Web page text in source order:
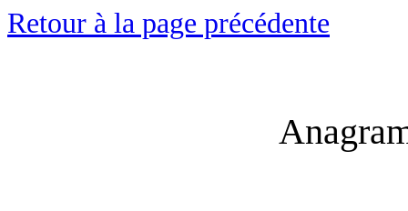
Retour à la page précédente